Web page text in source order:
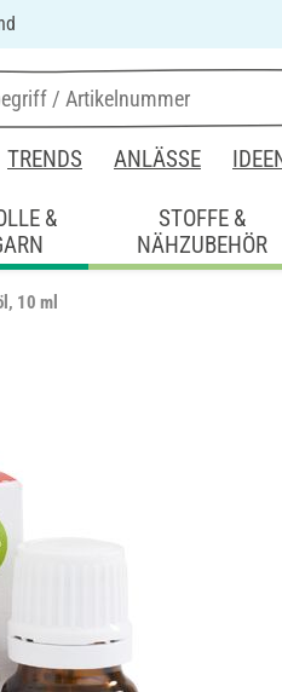
TRENDS ANLÄSSE
&
STOFFE &
NÄHZUBEHÖR
10 ml